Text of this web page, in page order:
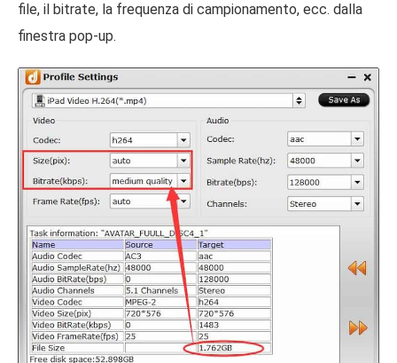
file, il bitrate, la frequenza di campionamento, ecc. dalla
finestra pop-up.